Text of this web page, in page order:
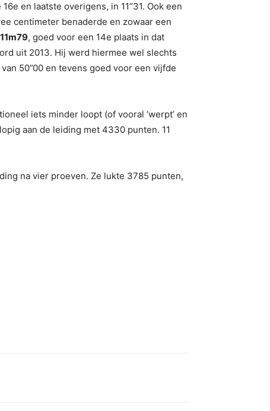
en laatste overigens, in 11”31. Ook een
centimeter benaderde en zowaar een
11m79, goed voor een 14e plaats in dat
uit 2013. Hij werd hiermee wel slechts
50”00 en tevens goed voor een vijfde
iets minder loopt (of vooral ‘werpt’ en
aan de leiding met 4330 punten. 11
na vier proeven. Ze lukte 3785 punten,